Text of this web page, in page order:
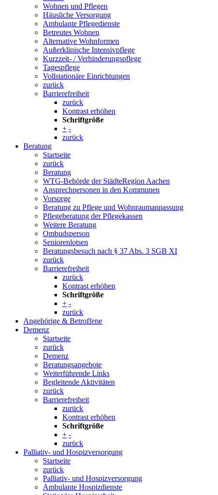
Wohnen und Pflegen
Häusliche Versorgung
Ambulante Pflegedienste
Betreutes Wohnen
Alternative Wohnformen
Außerklinische Intensivpflege
Kurzzeit- / Verhinderungspflege
Tagespflege
Vollstationäre Einrichtungen
zurück
Barrierefreiheit
zurück
Kontrast erhöhen
Schriftgröße
+ -
zurück
Beratung
Startseite
zurück
Beratung
WTG-Behörde der StädteRegion Aachen
Ansprechpersonen in den Kommunen
Vorsorge
Beratung zu Pflege und Wohnraumanpassung
Pflegeberatung der Pflegekassen
Weitere Beratung
Ombudsperson
Seniorenlotsen
Beratungsbesuch nach § 37 Abs. 3 SGB XI
zurück
Barrierefreiheit
zurück
Kontrast erhöhen
Schriftgröße
+ -
zurück
Angehörige & Betroffene
Demenz
Startseite
zurück
Demenz
Beratungsangebote
Weiterführende Links
Begleitende Aktivitäten
zurück
Barrierefreiheit
zurück
Kontrast erhöhen
Schriftgröße
+ -
zurück
Palliativ- und Hospizversorgung
Startseite
zurück
Palliativ- und Hospizversorgung
Ambulante Hospizdienste